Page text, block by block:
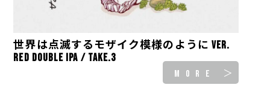
世界は点滅するモザイク模様のように ver.
Red Double IPA / take.3
MORE ＞